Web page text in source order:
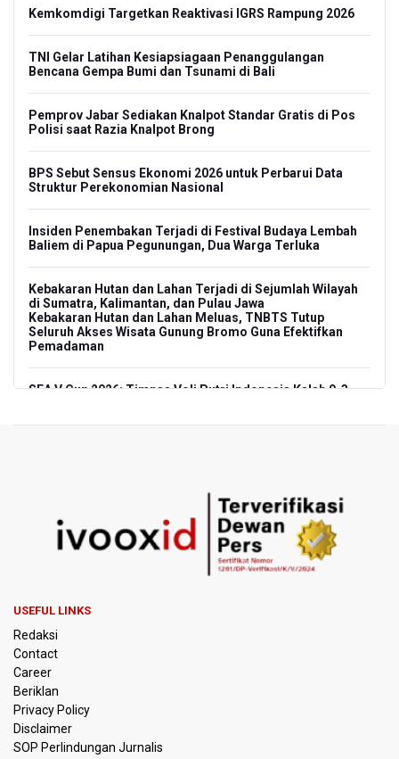
Kemkomdigi Targetkan Reaktivasi IGRS Rampung 2026
TNI Gelar Latihan Kesiapsiagaan Penanggulangan
Bencana Gempa Bumi dan Tsunami di Bali
Pemprov Jabar Sediakan Knalpot Standar Gratis di Pos
Polisi saat Razia Knalpot Brong
BPS Sebut Sensus Ekonomi 2026 untuk Perbarui Data
Struktur Perekonomian Nasional
Insiden Penembakan Terjadi di Festival Budaya Lembah
Baliem di Papua Pegunungan, Dua Warga Terluka
Kebakaran Hutan dan Lahan Terjadi di Sejumlah Wilayah
di Sumatra, Kalimantan, dan Pulau Jawa
Kebakaran Hutan dan Lahan Meluas, TNBTS Tutup
Seluruh Akses Wisata Gunung Bromo Guna Efektifkan
Pemadaman
SEA V Cup 2026: Timnas Voli Putri Indonesia Kalah 0-3
Pakar: Pengungkapan TPPU Eks Jampidsus Febrie
Adriansyah Harus Buktikan Pidana Asal
Tim 9 Kejagung Periksa Febrie Adransayah sebagai
Tersangka dan Saksi Terkait Kasus TPPU
Nasional
Kemarau Panjang, BNPB Minta Kalbar Tinjau Perda Bakar
Lahan
Kemensos Targetkan 150 Ribu Siswa Masuk Program
Sekolah Rakyat Tahun 2027
USEFUL LINKS
Redaksi
Contact
Career
Beriklan
Privacy Policy
Disclaimer
SOP Perlindungan Jurnalis